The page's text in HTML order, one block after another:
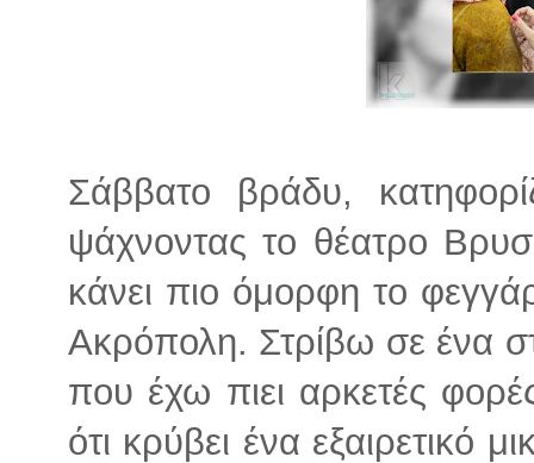
Σάββατο βράδυ,
ψάχνοντας το θέατρο
κάνει πιο όμορφη το
Ακρόπολη. Στρίβω σε ένα
που έχω πιει αρκετές
ότι κρύβει ένα εξαιρετικό